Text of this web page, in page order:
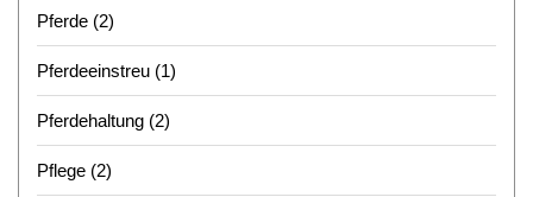
Pferde (2)
Pferdeeinstreu (1)
Pferdehaltung (2)
Pflege (2)